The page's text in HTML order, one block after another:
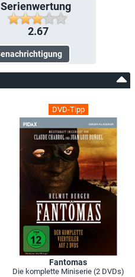
Serienwertung
2.67
DVD-Tipp
Fantomas
Die komplette Miniserie (2 DVDs)